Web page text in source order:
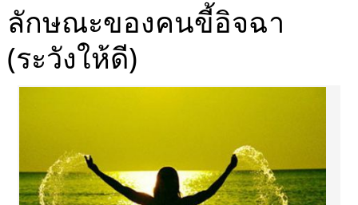
ลักษณะของคนขี้อิจฉา
(ระวังให้ดี)